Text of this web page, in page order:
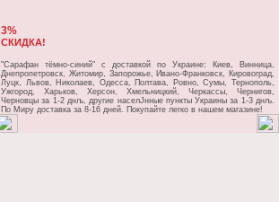
3%
СКИДКА!
"Сарафан тёмно-синий" c доставкой по Украине: Киев, Винница,
Днепропетровск, Житомир, Запорожье, Ивано-Франковск, Кировоград,
Луцк, Львов, Николаев, Одесса, Полтава, Ровно, Сумы, Тернополь,
Ужгород, Харьков, Херсон, Хмельницкий, Черкассы, Чернигов,
Черновцы за 1-2 днљ, другие населЈнные пункты Украины за 1-3 днљ.
По Миру доставка за 8-16 дней. Покупайте легко в нашем магазине!